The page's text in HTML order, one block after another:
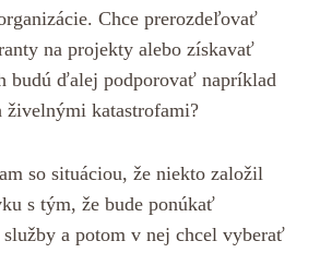
Chce prerozdeľovať
na projekty alebo získavať
budú ďalej podporovať napríklad
živelnými katastrofami?
so situáciou, že niekto založil
s tým, že bude ponúkať
služby a potom v nej chcel vyberať